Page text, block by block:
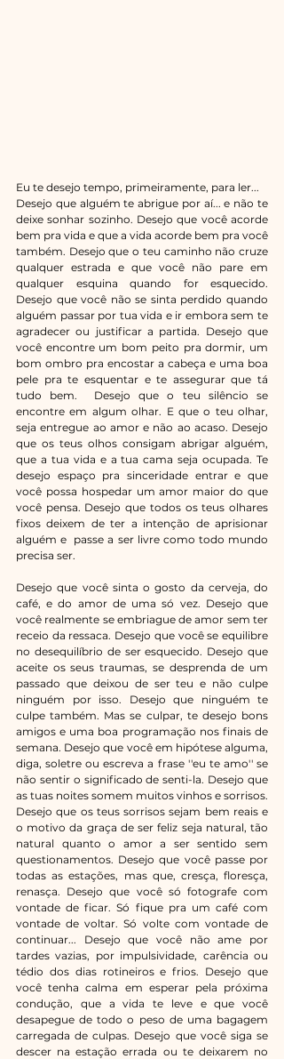
Eu te desejo tempo, primeiramente, para ler...
Desejo que alguém te abrigue por aí... e não te
deixe sonhar sozinho. Desejo que você acorde
bem pra vida e que a vida acorde bem pra você
também. Desejo que o teu caminho não cruze
qualquer estrada e que você não pare em
qualquer esquina quando for esquecido.
Desejo que você não se sinta perdido quando
alguém passar por tua vida e ir embora sem te
agradecer ou justificar a partida. Desejo que
você encontre um bom peito pra dormir, um
bom ombro pra encostar a cabeça e uma boa
pele pra te esquentar e te assegurar que tá
tudo bem.  Desejo que o teu silêncio se
encontre em algum olhar. E que o teu olhar,
seja entregue ao amor e não ao acaso. Desejo
que os teus olhos consigam abrigar alguém,
que a tua vida e a tua cama seja ocupada. Te
desejo espaço pra sinceridade entrar e que
você possa hospedar um amor maior do que
você pensa. Desejo que todos os teus olhares
fixos deixem de ter a intenção de aprisionar
alguém e  passe a ser livre como todo mundo
precisa ser.
Desejo que você sinta o gosto da cerveja, do
café, e do amor de uma só vez. Desejo que
você realmente se embriague de amor sem ter
receio da ressaca. Desejo que você se equilibre
no desequilíbrio de ser esquecido. Desejo que
aceite os seus traumas, se desprenda de um
passado que deixou de ser teu e não culpe
ninguém por isso. Desejo que ninguém te
culpe também. Mas se culpar, te desejo bons
amigos e uma boa programação nos finais de
semana. Desejo que você em hipótese alguma,
diga, soletre ou escreva a frase ''eu te amo'' se
não sentir o significado de senti-la. Desejo que
as tuas noites somem muitos vinhos e sorrisos.
Desejo que os teus sorrisos sejam bem reais e
o motivo da graça de ser feliz seja natural, tão
natural quanto o amor a ser sentido sem
questionamentos. Desejo que você passe por
todas as estações, mas que, cresça, floresça,
renasça. Desejo que você só fotografe com
vontade de ficar. Só fique pra um café com
vontade de voltar. Só volte com vontade de
continuar... Desejo que você não ame por
tardes vazias, por impulsividade, carência ou
tédio dos dias rotineiros e frios. Desejo que
você tenha calma em esperar pela próxima
condução, que a vida te leve e que você
desapegue de todo o peso de uma bagagem
carregada de culpas. Desejo que você siga se
descer na estação errada ou te deixarem no